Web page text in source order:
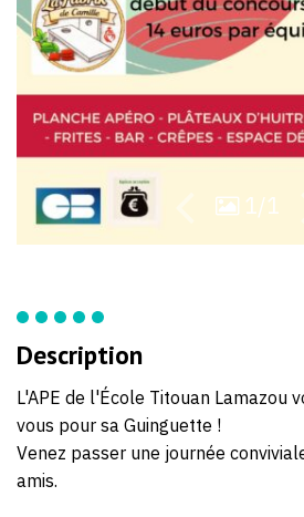
1/1
Description
L'APE de l'École Titouan Lamazou
vous pour sa Guinguette !
Venez passer une journée
amis.